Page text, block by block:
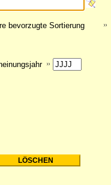
bevorzugte Sortierung